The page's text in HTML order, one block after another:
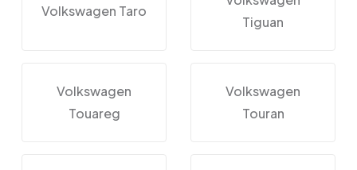
Volkswagen Taro
Tiguan
Volkswagen
Touareg
Volkswagen
Touran